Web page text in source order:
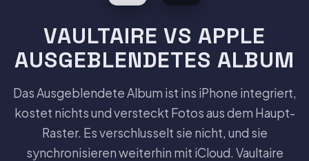
VAULTAIRE VS APPLE
AUSGEBLENDETES ALBUM
Das Ausgeblendete Album ist ins iPhone integriert,
kostet nichts und versteckt Fotos aus dem Haupt-
Raster. Es verschlusselt sie nicht, und sie
synchronisieren weiterhin mit iCloud. Vaultaire